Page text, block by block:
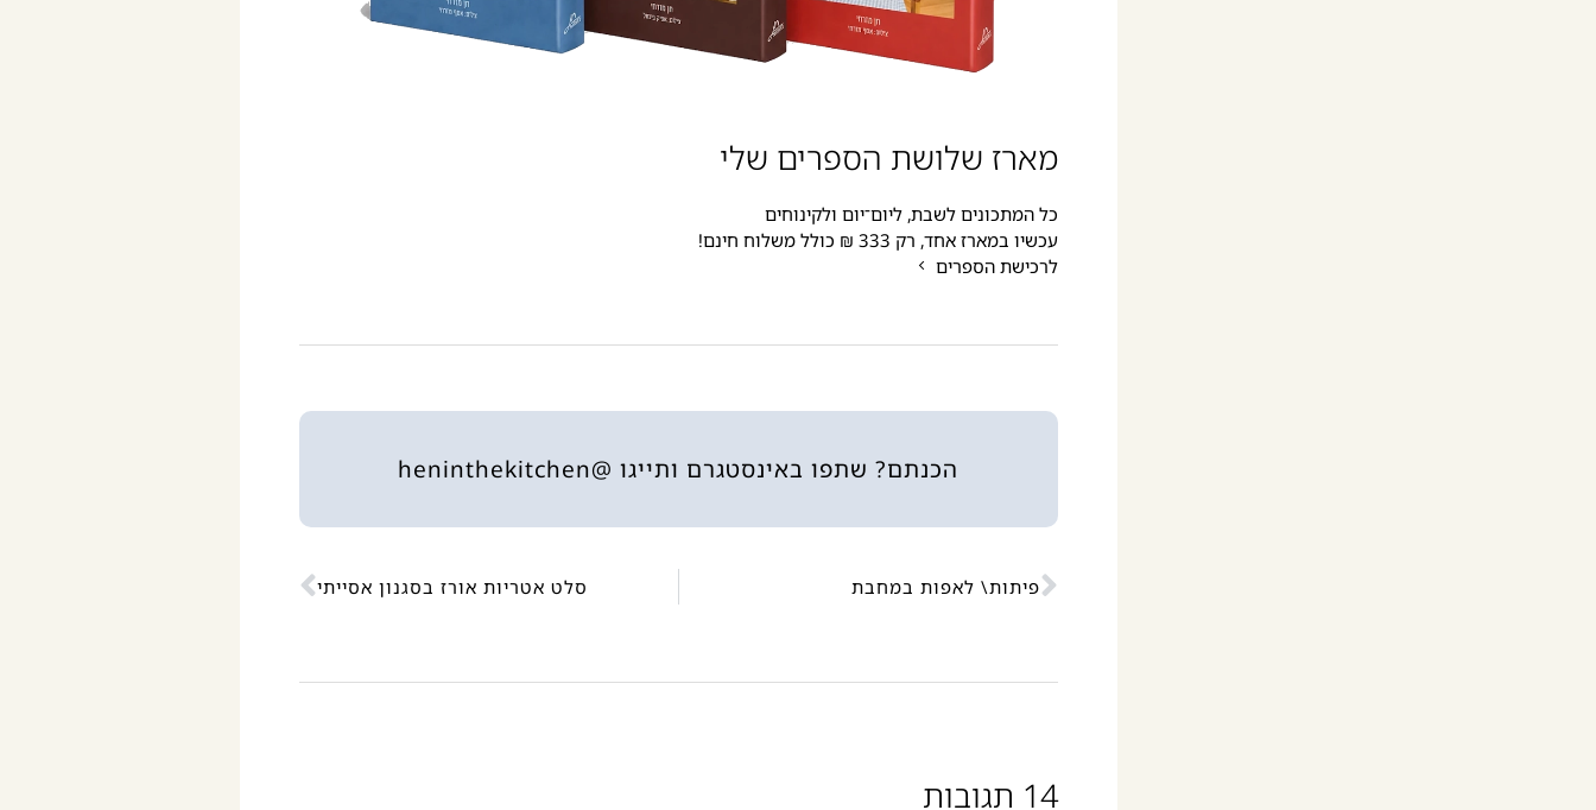
מארז שלושת הספרים שלי
כל המתכונים לשבת, ליום־יום ולקינוחים
עכשיו במארז אחד, רק 333 ₪ כולל משלוח חינם!
לרכישת הספרים
הכנתם? שתפו באינסטגרם ותייגו @heninthekitchen
פיתות\ לאפות במחבת סלט אטריות אורז בסגנון אסייתי
14 תגובות